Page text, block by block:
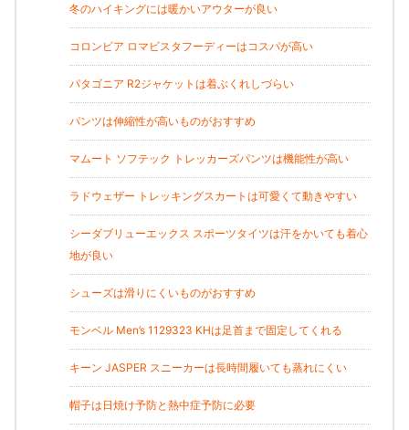
冬のハイキングには暖かいアウターが良い
コロンビア ロマビスタフーディーはコスパが高い
パタゴニア R2ジャケットは着ぶくれしづらい
パンツは伸縮性が高いものがおすすめ
マムート ソフテック トレッカーズパンツは機能性が高い
ラドウェザー トレッキングスカートは可愛くて動きやすい
シーダブリューエックス スポーツタイツは汗をかいても着心
地が良い
シューズは滑りにくいものがおすすめ
モンベル Men’s 1129323 KHは足首まで固定してくれる
キーン JASPER スニーカーは長時間履いても蒸れにくい
帽子は日焼け予防と熱中症予防に必要